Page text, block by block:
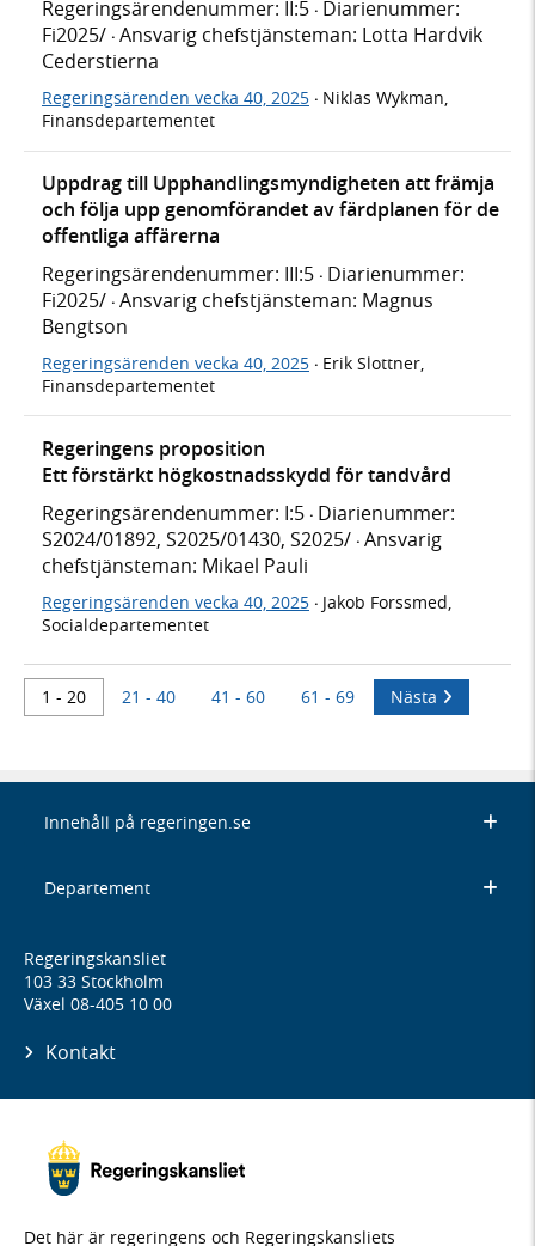
Regeringsärendenummer: II:5 · Diarienummer:
Fi2025/ · Ansvarig chefstjänsteman: Lotta Hardvik
Cederstierna
Regeringsärenden vecka 40, 2025 · Niklas Wykman,
Finansdepartementet
Uppdrag till Upphandlingsmyndigheten att främja
och följa upp genomförandet av färdplanen för de
offentliga affärerna
Regeringsärendenummer: III:5 · Diarienummer:
Fi2025/ · Ansvarig chefstjänsteman: Magnus
Bengtson
Regeringsärenden vecka 40, 2025 · Erik Slottner,
Finansdepartementet
Regeringens proposition
Ett förstärkt högkostnadsskydd för tandvård
Regeringsärendenummer: I:5 · Diarienummer:
S2024/01892, S2025/01430, S2025/ · Ansvarig
chefstjänsteman: Mikael Pauli
Regeringsärenden vecka 40, 2025 · Jakob Forssmed,
Socialdepartementet
1 - 20 21 - 40 41 - 60 61 - 69 Nästa
Innehåll på regeringen.se
Departement
Regeringskansliet
103 33 Stockholm
Växel 08-405 10 00
Kontakt
Det här är regeringens och Regeringskansliets